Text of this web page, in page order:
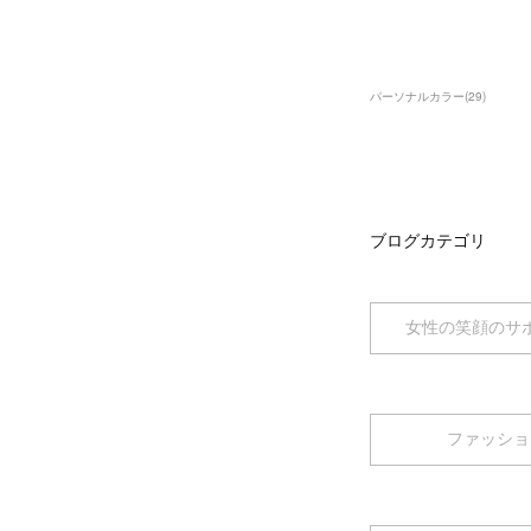
パーソナルカラー(29)
ブログカテゴリ
女性の笑顔のサ
ファッシ